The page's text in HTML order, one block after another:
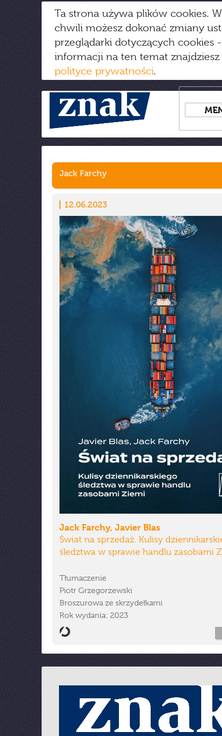
Ta strona używa plików cookies.
chwili możesz dokonać zmiany
przeglądarki dotyczących cookies
informacji na ten temat
polityce prywatności.
Jack Farchy
12.06.2023
Jack Farchy, Javier Blas
Świat na sprzedaż. Kulisy
śledztwa w sprawie handlu zasobami
Tłumaczenie
Piotr Grzegorzewski
Broszurowa ze skrzydełkami
Rok wydania: 2023